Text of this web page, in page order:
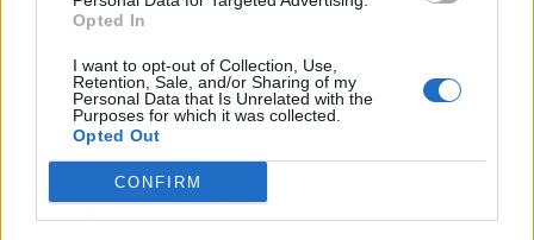
Opted In
I want to opt-out of Collection, Use,
Retention, Sale, and/or Sharing of my
Personal Data that Is Unrelated with the
Purposes for which it was collected.
Opted Out
CONFIRM
han desaparecido y la app está en
mantenimiento eterno, también hablamos —
pero de otra cosa.
Hype-O-Meter
Nivel de hype: 5/10.La idea es atractiva y el